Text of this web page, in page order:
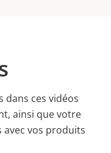
dans ces vidéos
ainsi que votre
vos produits